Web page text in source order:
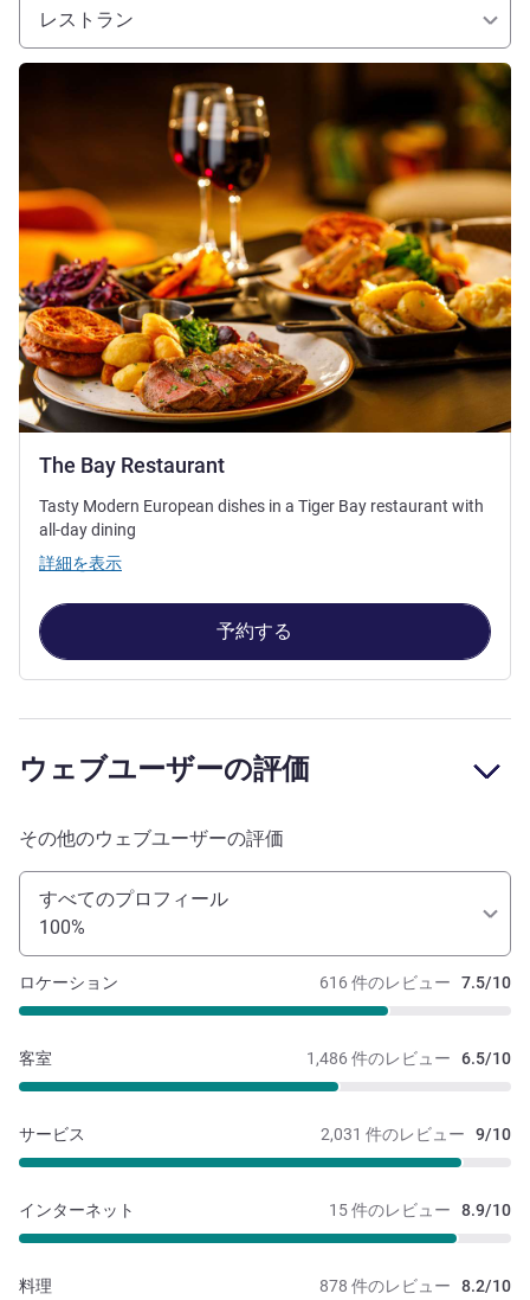
レストラン
The Bay Restaurant
詳細を表示
Tasty Modern European dishes in a Tiger Bay restaurant with
all-day dining
詳細を表示
予約する
ウェブユーザーの評価
その他のウェブユーザーの評価
すべてのプロフィール
100%
616 件のレビュー 7.5/10
ロケーション
1,486 件のレビュー 6.5/10
客室
2,031 件のレビュー 9/10
サービス
15 件のレビュー 8.9/10
インターネット
878 件のレビュー 8.2/10
料理